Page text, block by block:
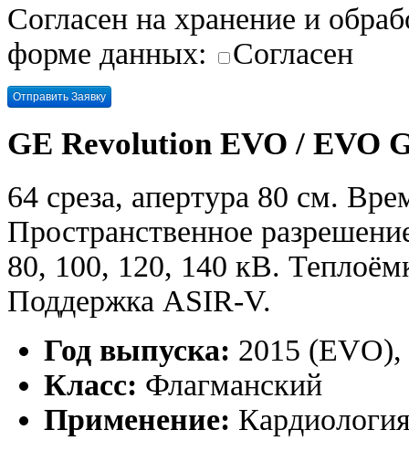
Согласен на хранение и
форме данных:
Согласен
GE Revolution EVO / EVO
64 среза, апертура 80 см.
Пространственное
80, 100, 120, 140 кВ.
Поддержка ASIR-V.
Год выпуска: 2015 (EVO),
Класс: Флагманский
Применение: